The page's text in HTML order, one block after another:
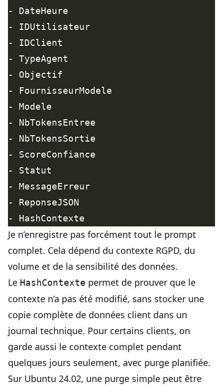
Je n’enregistre pas forcément tout le prompt
complet. Cela dépend du contexte RGPD, du
volume et de la sensibilité des données.
Le HashContexte permet de prouver que le
contexte n’a pas été modifié, sans stocker une
copie complète de données client dans un
journal technique. Pour certains clients, on
garde aussi le contexte complet pendant
quelques jours seulement, avec purge planifiée.
Sur Ubuntu 24.02, une purge simple peut être